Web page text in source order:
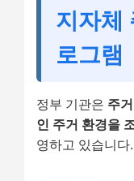
지자체
로그램
정부 기관은 주
인 주거 환경을
영하고 있습니다.